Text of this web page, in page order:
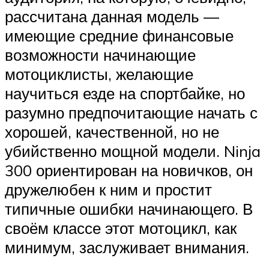
рассчитана данная модель —
имеющие средние финансовые
возможности начинающие
мотоциклисты, желающие
научиться езде на спортбайке, но
разумно предпочитающие начать с
хорошей, качественной, но не
убийственно мощной модели. Ninja
300 ориентирован на новичков, он
дружелюбен к ним и простит
типичные ошибки начинающего. В
своём классе этот мотоцикл, как
минимум, заслуживает внимания.